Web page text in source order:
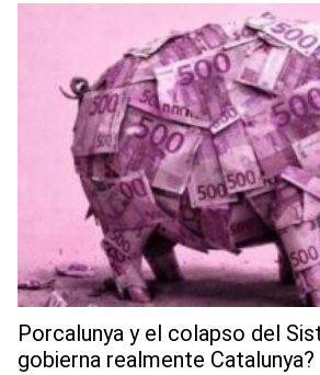
Porcalunya y el colapso del
gobierna realmente Catalunya?